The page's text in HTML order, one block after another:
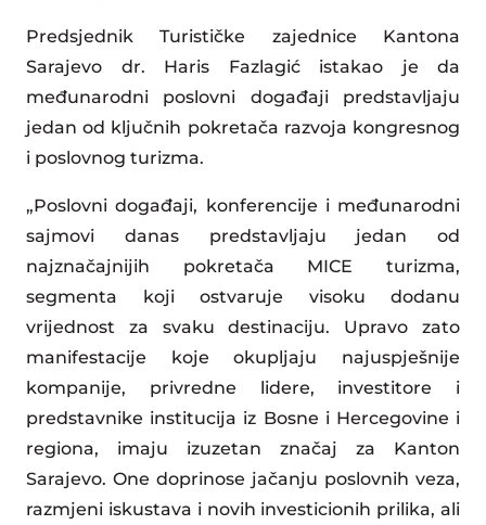
Predsjednik Turističke zajednice Kantona
Sarajevo dr. Haris Fazlagić istakao je da
međunarodni poslovni događaji predstavljaju
jedan od ključnih pokretača razvoja kongresnog
i poslovnog turizma.
„Poslovni događaji, konferencije i međunarodni
sajmovi danas predstavljaju jedan od
najznačajnijih pokretača MICE turizma,
segmenta koji ostvaruje visoku dodanu
vrijednost za svaku destinaciju. Upravo zato
manifestacije koje okupljaju najuspješnije
kompanije, privredne lidere, investitore i
predstavnike institucija iz Bosne i Hercegovine i
regiona, imaju izuzetan značaj za Kanton
Sarajevo. One doprinose jačanju poslovnih veza,
razmjeni iskustava i novih investicionih prilika, ali